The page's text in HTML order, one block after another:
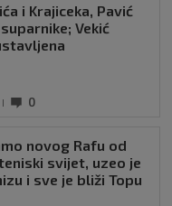
i Krajiceka, Pavić
Vekić
0
novog Rafu od
svijet, uzeo je
i sve je bliži Topu